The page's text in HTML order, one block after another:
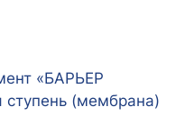
«БАРЬЕР
(мембрана)